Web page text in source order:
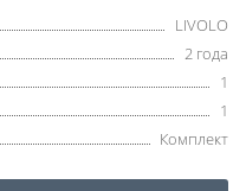
LIVOLO
2 года
1
1
Комплект